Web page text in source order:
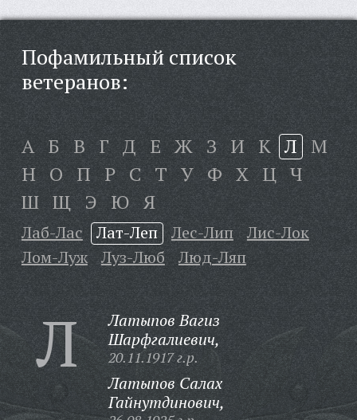
Пофамильный список
ветеранов:
А Б В Г Д Е Ж З И К Л М
Н О П Р С Т У Ф Х Ц Ч
Ш Щ Э Ю Я
Лаб-Лас Лат-Леп Лес-Лип
Лис-Лок
Лом-Луж
Луз-Люб Люд-Ляп
Л
Латыпов Вагиз
Шарфгалиевич,
20.11.1917 г.р.
Латыпов Салах
Гайнутдинович,